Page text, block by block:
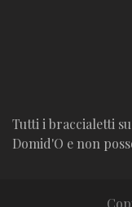
Tutti i braccialetti
Domid'O e non